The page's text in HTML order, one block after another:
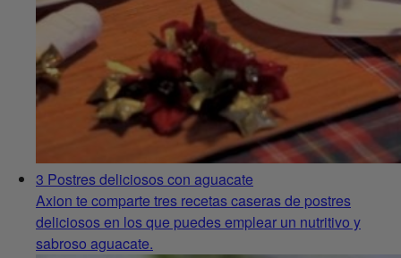
3 Postres deliciosos con aguacate
Axion te comparte tres recetas caseras de postres
deliciosos en los que puedes emplear un nutritivo y
sabroso aguacate.